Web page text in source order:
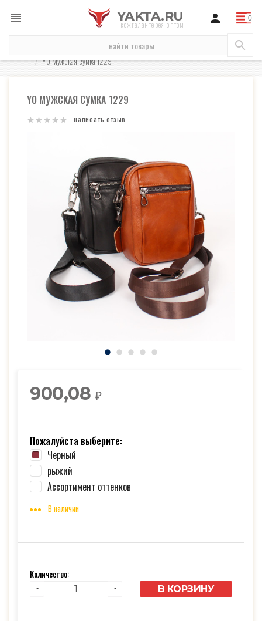
YAKTA.RU
кожгалантерея оптом
через плечо (мужские)
YO Мужская сумка 1229
YO МУЖСКАЯ СУМКА 1229
написать отзыв
900,08 ₽
Пожалуйста выберите:
Черный
рыжий
Ассортимент оттенков
В наличии
Количество:
В КОРЗИНУ